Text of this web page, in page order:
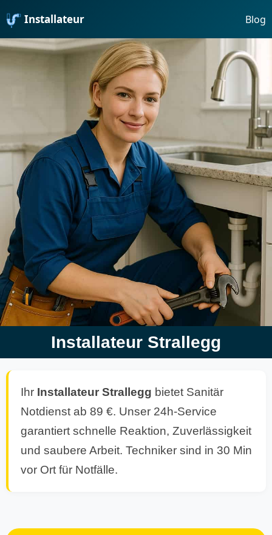
Installateur Blog
Installateur Strallegg
Ihr Installateur Strallegg bietet Sanitär
Notdienst ab 89 €. Unser 24h-Service
garantiert schnelle Reaktion, Zuverlässigkeit
und saubere Arbeit. Techniker sind in 30 Min
vor Ort für Notfälle.